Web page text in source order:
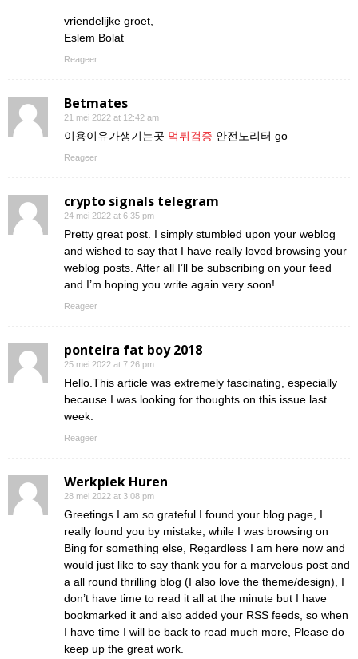
vriendelijke groet,
Eslem Bolat
Reageer
Betmates
21 mei 2022 at 12:42 am
이용이유가생기는곳 먹튀검증 안전노리터 go
Reageer
crypto signals telegram
24 mei 2022 at 6:35 pm
Pretty great post. I simply stumbled upon your weblog
and wished to say that I have really loved browsing your
weblog posts. After all I’ll be subscribing on your feed
and I’m hoping you write again very soon!
Reageer
ponteira fat boy 2018
25 mei 2022 at 7:26 pm
Hello.This article was extremely fascinating, especially
because I was looking for thoughts on this issue last
week.
Reageer
Werkplek Huren
28 mei 2022 at 3:08 pm
Greetings I am so grateful I found your blog page, I
really found you by mistake, while I was browsing on
Bing for something else, Regardless I am here now and
would just like to say thank you for a marvelous post and
a all round thrilling blog (I also love the theme/design), I
don’t have time to read it all at the minute but I have
bookmarked it and also added your RSS feeds, so when
I have time I will be back to read much more, Please do
keep up the great work.